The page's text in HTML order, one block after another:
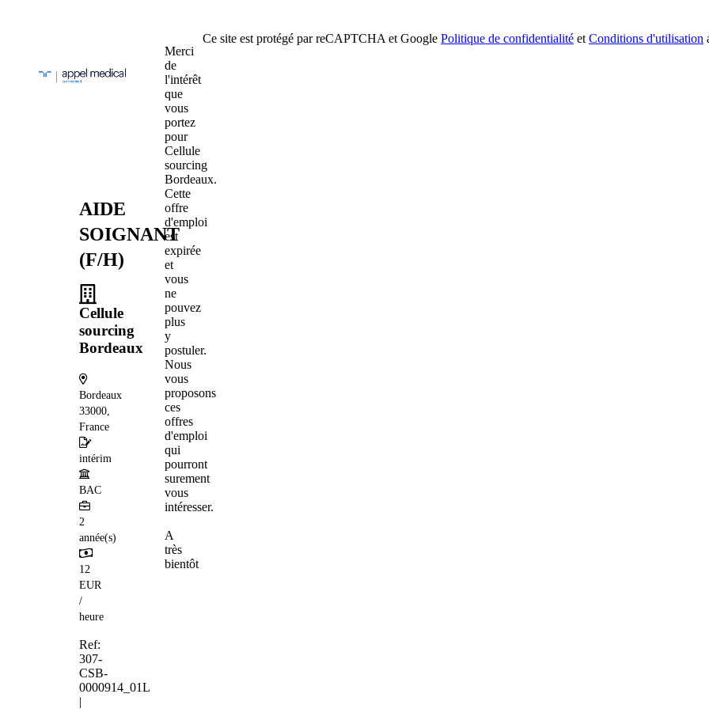
AIDE
SOIGNANT
(F/H)
Cellule
sourcing
Bordeaux
Bordeaux
33000,
France
intérim
BAC
2
année(s)
12
EUR
/
heure
Ref:
307-
CSB-
0000914_01L
|
Merci
de
l'intérêt
que
vous
portez
pour
Cellule
sourcing
Bordeaux.
Cette
offre
d'emploi
est
expirée
et
vous
ne
pouvez
plus
y
postuler.
Nous
vous
proposons
ces
offres
d'emploi
qui
pourront
surement
vous
intéresser.
A
très
bientôt
Ce site est protégé par reCAPTCHA et Google Politique de confidentialité et Conditions d'utilisation